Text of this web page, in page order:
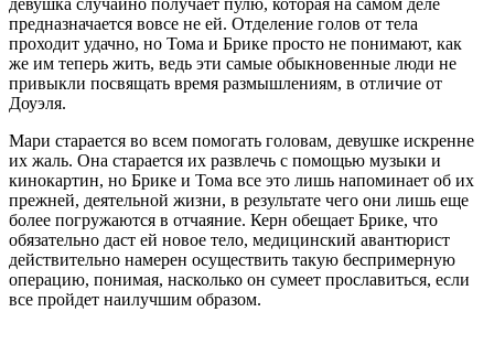
девушка случайно получает пулю, которая на самом деле
предназначается вовсе не ей. Отделение голов от тела
проходит удачно, но Тома и Брике просто не понимают, как
же им теперь жить, ведь эти самые обыкновенные люди не
привыкли посвящать время размышлениям, в отличие от
Доуэля.
Мари старается во всем помогать головам, девушке искренне
их жаль. Она старается их развлечь с помощью музыки и
кинокартин, но Брике и Тома все это лишь напоминает об их
прежней, деятельной жизни, в результате чего они лишь еще
более погружаются в отчаяние. Керн обещает Брике, что
обязательно даст ей новое тело, медицинский авантюрист
действительно намерен осуществить такую беспримерную
операцию, понимая, насколько он сумеет прославиться, если
все пройдет наилучшим образом.